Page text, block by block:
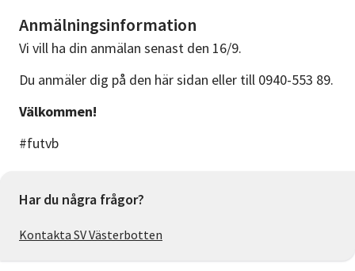
Anmälningsinformation
Vi vill ha din anmälan senast den 16/9.
Du anmäler dig på den här sidan eller till 0940-553 89.
Välkommen!
#futvb
Har du några frågor?
Kontakta SV Västerbotten